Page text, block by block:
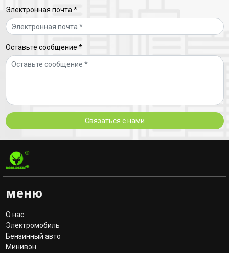
Электронная почта *
Оставьте сообщение *
Связаться с нами
меню
О нас
Электромобиль
Бензинный авто
Минивэн